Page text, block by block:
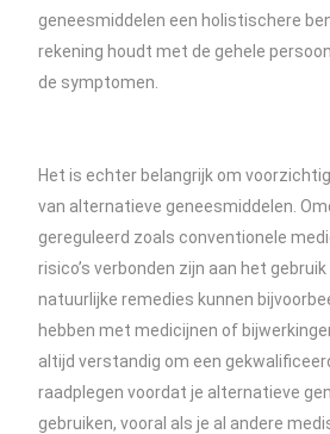
geneesmiddelen een holistischere
rekening houdt met de gehele
de symptomen.
Het is echter belangrijk om
van alternatieve geneesmiddelen.
gereguleerd zoals conventionele
risico’s verbonden zijn aan het
natuurlijke remedies kunnen
hebben met medicijnen of
altijd verstandig om een
raadplegen voordat je alternatieve
gebruiken, vooral als je al andere